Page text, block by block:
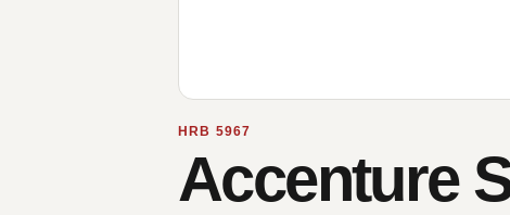
HRB 5967
Accenture